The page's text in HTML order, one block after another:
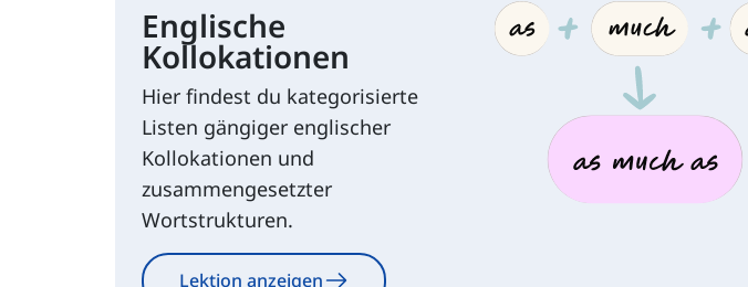
Englische
Kollokationen
Hier findest du kategorisierte
Listen gängiger englischer
Kollokationen und
zusammengesetzter
Wortstrukturen.
Lektion anzeigen